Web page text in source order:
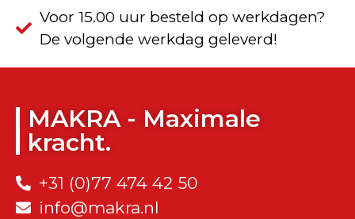
Voor 15.00 uur besteld op werkdagen?
De volgende werkdag geleverd!
MAKRA - Maximale
kracht.
+31 (0)77 474 42 50
info@makra.nl